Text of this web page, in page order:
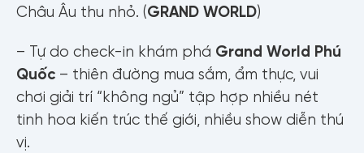
Châu Âu thu nhỏ. (GRAND WORLD)
– Tự do check-in khám phá Grand World Phú
Quốc – thiên đường mua sắm, ẩm thực, vui
chơi giải trí “không ngủ” tập hợp nhiều nét
tinh hoa kiến trúc thế giới, nhiều show diễn thú
vị.